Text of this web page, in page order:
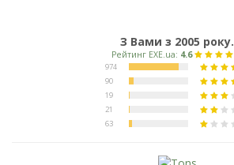
З Вами з 2005 року.